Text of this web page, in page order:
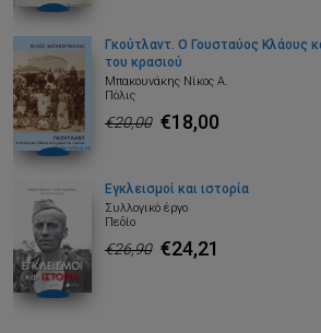
Γκούτλαντ. Ο Γουσταύος Κλάους
του κρασιού
Μπακουνάκης Νίκος Α.
Πόλις
€20,00 €18,00
Εγκλεισμοί και ιστορία
Συλλογικό έργο
Πεδίο
€26,90 €24,21